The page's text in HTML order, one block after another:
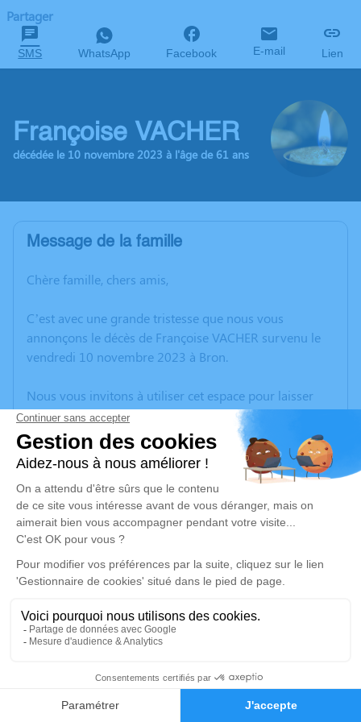
Faire-part Hommages
Partager
SMS WhatsApp Facebook E-mail Lien
Françoise VACHER
décédée le 10 novembre 2023 à l'âge de 61 ans
Message de la famille
Chère famille, chers amis,
C’est avec une grande tristesse que nous vous
annonçons le décès de Françoise VACHER survenu le
vendredi 10 novembre 2023 à Bron.
Nous vous invitons à utiliser cet espace pour laisser
vos condoléances, partager des photos souvenirs, une
anecdote ou exprimer vos pensées à travers des
poèmes ou des textes. Cet endroit est un lieu
d'expression dédié à honorer la mémoire de Françoise
VACHER.
Un service de plantation d’arbre hommage est
disponible ici.
Je rends hommage
Cérémonie civile
Cimetière de Valencin
38540 Valencin